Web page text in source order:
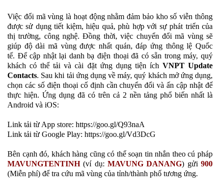
Việc đổi mã vùng là hoạt động nhằm đảm bảo kho số viễn thông
được sử dụng tiết kiệm, hiệu quả, phù hợp với sự phát triển của
thị trường, công nghệ. Đồng thời, việc chuyển đổi mã vùng sẽ
giúp độ dài mã vùng được nhất quán, đáp ứng thông lệ Quốc
tế. Để cập nhật lại danh bạ điện thoại đã có sẵn trong máy, quý
khách có thể tải và cài đặt ứng dụng tiện ích VNPT Update
Contacts. Sau khi tải ứng dụng về máy, quý khách mở ứng dụng,
chọn các số điện thoại cố định cần chuyển đổi và ấn cập nhật để
thực hiện. Ứng dụng đã có trên cả 2 nền tảng phổ biến nhất là
Android và iOS:
Link tải từ App store: https://goo.gl/Q93naA
Link tải từ Google Play: https://goo.gl/Vd3DcG
Bên cạnh đó, khách hàng cũng có thể soạn tin nhắn theo cú pháp
MAVUNGTENTINH(ví dụ: MAVUNG DANANG) gửi900
(Miễn phí) để tra cứu mã vùng của tỉnh/thành phố tương ứng.